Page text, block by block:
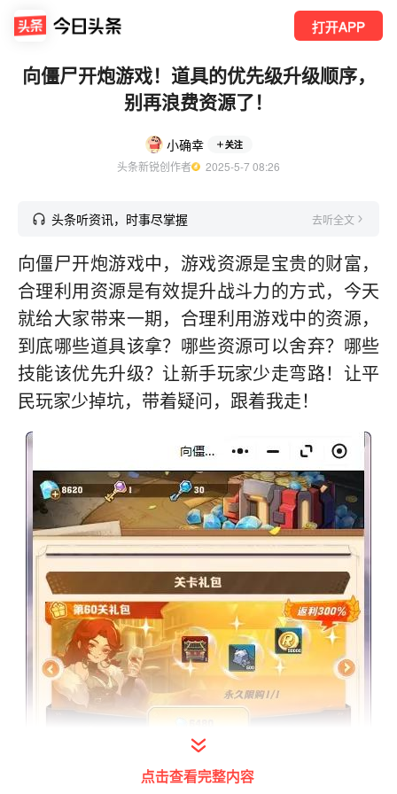
打开APP
向僵尸开炮游戏！道具的优先级升级顺序，
别再浪费资源了！
小确幸 关注
头条新锐创作者
  2025-5-7 08:26
头条听资讯，时事尽掌握 去听全文
向僵尸开炮游戏中，游戏资源是宝贵的财富，
合理利用资源是有效提升战斗力的方式，今天
就给大家带来一期，合理利用游戏中的资源，
到底哪些道具该拿？哪些资源可以舍弃？哪些
技能该优先升级？让新手玩家少走弯路！让平
民玩家少掉坑，带着疑问，跟着我走！
点击查看完整内容